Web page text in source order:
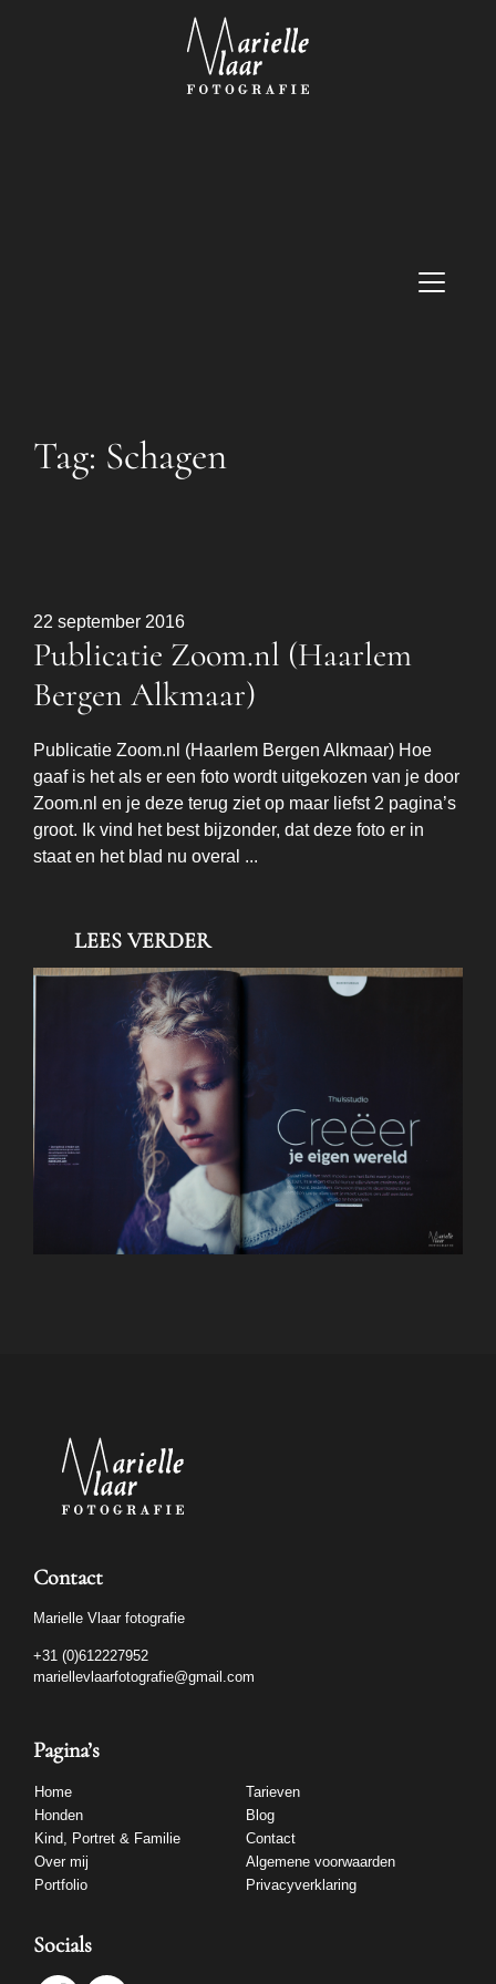
Tag: Schagen
22 september 2016
Publicatie Zoom.nl (Haarlem
Bergen Alkmaar)
Publicatie Zoom.nl (Haarlem Bergen Alkmaar) Hoe
gaaf is het als er een foto wordt uitgekozen van je door
Zoom.nl en je deze terug ziet op maar liefst 2 pagina’s
groot. Ik vind het best bijzonder, dat deze foto er in
staat en het blad nu overal ...
LEES VERDER
Contact
Marielle Vlaar fotografie
+31 (0)612227952
mariellevlaarfotografie@gmail.com
Pagina’s
Home
Tarieven
Honden
Blog
Kind, Portret & Familie
Contact
Over mij
Algemene voorwaarden
Portfolio
Privacyverklaring
Socials